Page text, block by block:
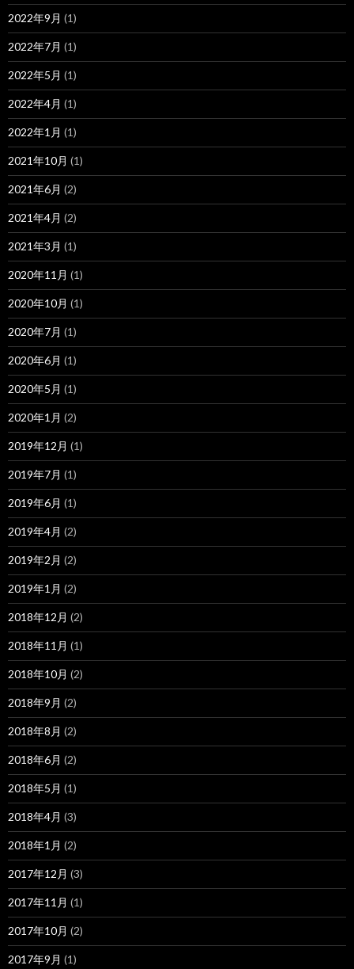
2022年9月 (1)
2022年7月 (1)
2022年5月 (1)
2022年4月 (1)
2022年1月 (1)
2021年10月 (1)
2021年6月 (2)
2021年4月 (2)
2021年3月 (1)
2020年11月 (1)
2020年10月 (1)
2020年7月 (1)
2020年6月 (1)
2020年5月 (1)
2020年1月 (2)
2019年12月 (1)
2019年7月 (1)
2019年6月 (1)
2019年4月 (2)
2019年2月 (2)
2019年1月 (2)
2018年12月 (2)
2018年11月 (1)
2018年10月 (2)
2018年9月 (2)
2018年8月 (2)
2018年6月 (2)
2018年5月 (1)
2018年4月 (3)
2018年1月 (2)
2017年12月 (3)
2017年11月 (1)
2017年10月 (2)
2017年9月 (1)